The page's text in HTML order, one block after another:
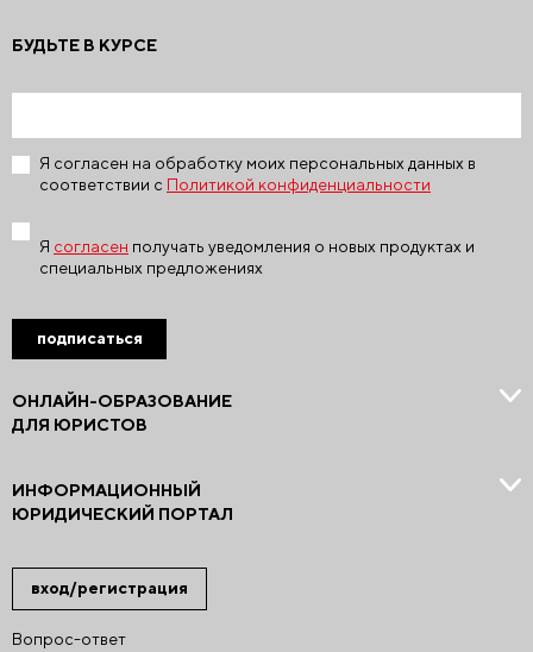
вход/регистрация
Вопрос-ответ
ОНЛАЙН-ОБРАЗОВАНИЕ
ДЛЯ ЮРИСТОВ
ИНФОРМАЦИОННЫЙ
ЮРИДИЧЕСКИЙ ПОРТАЛ
БУДЬТЕ В КУРСЕ
Я согласен на обработку моих персональных данных в
соответствии с Политикой конфиденциальности
Я согласен получать уведомления о новых продуктах и
специальных предложениях
подписаться